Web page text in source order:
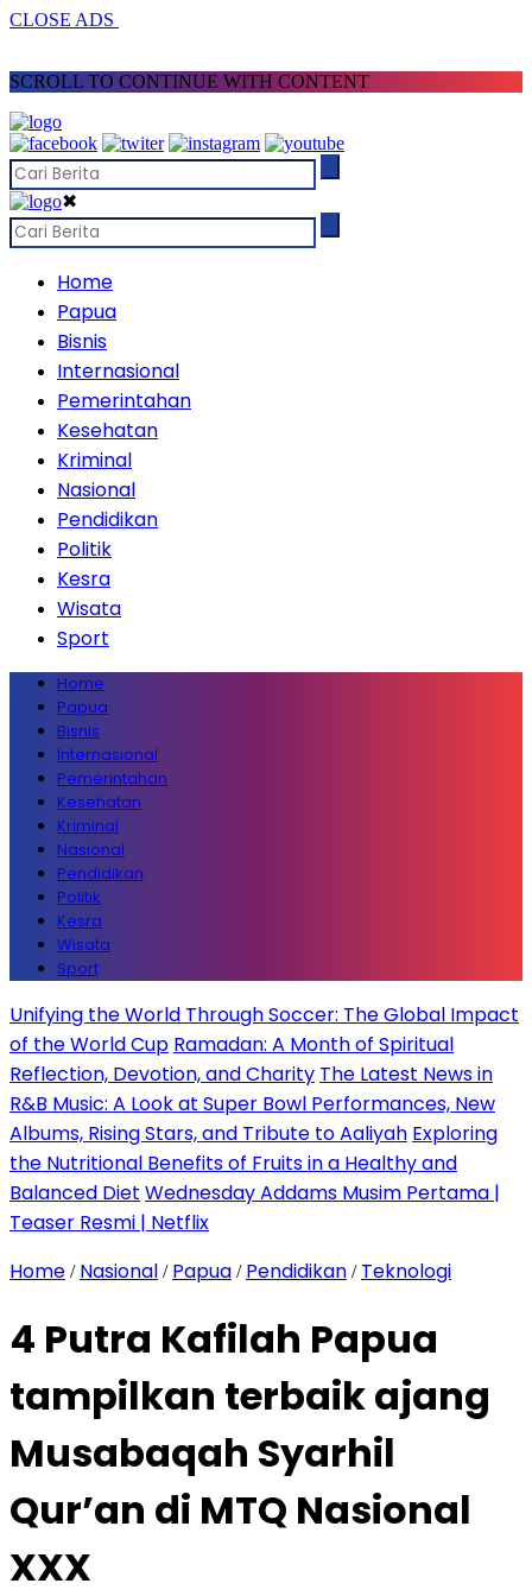
CLOSE ADS
SCROLL TO CONTINUE WITH CONTENT
✖
Home
Papua
Bisnis
Internasional
Pemerintahan
Kesehatan
Kriminal
Nasional
Pendidikan
Politik
Kesra
Wisata
Sport
Home
Papua
Bisnis
Internasional
Pemerintahan
Kesehatan
Kriminal
Nasional
Pendidikan
Politik
Kesra
Wisata
Sport
Unifying the World Through Soccer: The Global Impact
of the World Cup Ramadan: A Month of Spiritual
Reflection, Devotion, and Charity The Latest News in
R&B Music: A Look at Super Bowl Performances, New
Albums, Rising Stars, and Tribute to Aaliyah Exploring
the Nutritional Benefits of Fruits in a Healthy and
Balanced Diet Wednesday Addams Musim Pertama |
Teaser Resmi | Netflix
Home / Nasional / Papua / Pendidikan / Teknologi
4 Putra Kafilah Papua
tampilkan terbaik ajang
Musabaqah Syarhil
Qur’an di MTQ Nasional
XXX